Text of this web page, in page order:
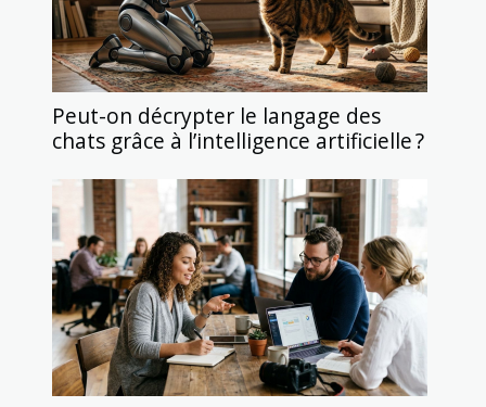
Peut-on décrypter le langage des
chats grâce à l’intelligence artificielle ?